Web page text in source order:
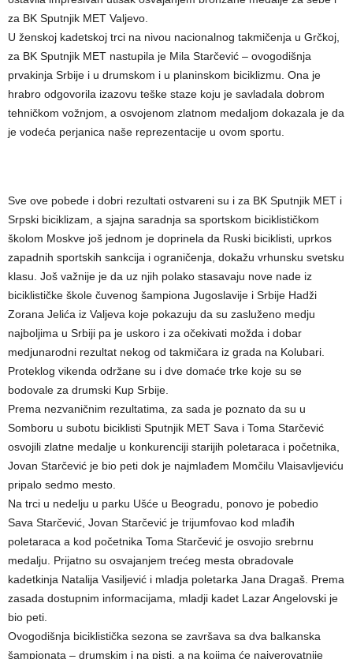
za BK Sputnjik MET Valjevo.
U ženskoj kadetskoj trci na nivou nacionalnog takmičenja u Grčkoj,
za BK Sputnjik MET nastupila je Mila Starčević – ovogodišnja
prvakinja Srbije i u drumskom i u planinskom biciklizmu. Ona je
hrabro odgovorila izazovu teške staze koju je savladala dobrom
tehničkom vožnjom, a osvojenom zlatnom medaljom dokazala je da
je vodeća perjanica naše reprezentacije u ovom sportu.
Sve ove pobede i dobri rezultati ostvareni su i za BK Sputnjik MET i
Srpski biciklizam, a sjajna saradnja sa sportskom biciklističkom
školom Moskve još jednom je doprinela da Ruski biciklisti, uprkos
zapadnih sportskih sankcija i ograničenja, dokažu vrhunsku svetsku
klasu. Još važnije je da uz njih polako stasavaju nove nade iz
biciklističke škole čuvenog šampiona Jugoslavije i Srbije Hadži
Zorana Jelića iz Valjeva koje pokazuju da su zasluženo medju
najboljima u Srbiji pa je uskoro i za očekivati možda i dobar
medjunarodni rezultat nekog od takmičara iz grada na Kolubari.
Proteklog vikenda održane su i dve domaće trke koje su se
bodovale za drumski Kup Srbije.
Prema nezvaničnim rezultatima, za sada je poznato da su u
Somboru u subotu biciklisti Sputnjik MET Sava i Toma Starčević
osvojili zlatne medalje u konkurenciji starijih poletaraca i početnika,
Jovan Starčević je bio peti dok je najmlađem Momčilu Vlaisavljeviću
pripalo sedmo mesto.
Na trci u nedelju u parku Ušće u Beogradu, ponovo je pobedio
Sava Starčević, Jovan Starčević je trijumfovao kod mlađih
poletaraca a kod početnika Toma Starčević je osvojio srebrnu
medalju. Prijatno su osvajanjem trećeg mesta obradovale
kadetkinja Natalija Vasiljević i mladja poletarka Jana Dragaš. Prema
zasada dostupnim informacijama, mladji kadet Lazar Angelovski je
bio peti.
Ovogodišnja biciklistička sezona se završava sa dva balkanska
šampionata – drumskim i na pisti, a na kojima će najverovatnije